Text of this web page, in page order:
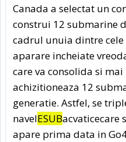
Canada a selectat un
construi 12 submarine
cadrul unuia dintre
aparare incheiate
care va consolida si
achizitioneaza 12
generatie. Astfel, se
navelESUBacvaticecare
apare prima data in